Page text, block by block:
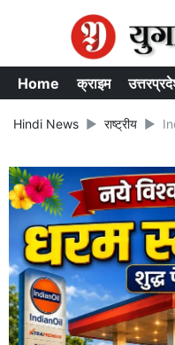
Home क्राइम
Hindi News राष्ट्रीय